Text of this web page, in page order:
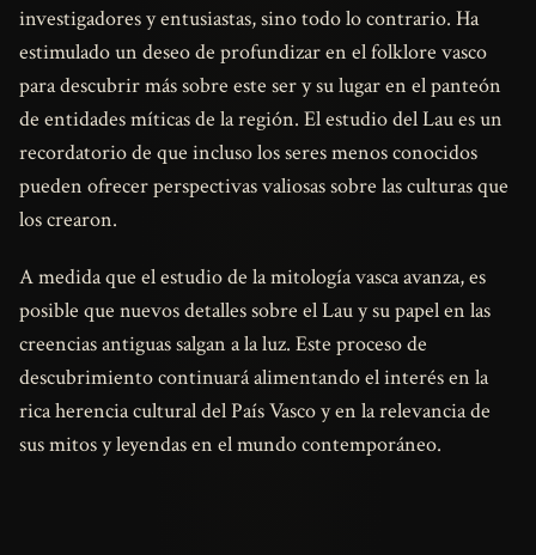
investigadores y entusiastas, sino todo lo contrario. Ha
estimulado un deseo de profundizar en el folklore vasco
para descubrir más sobre este ser y su lugar en el panteón
de entidades míticas de la región. El estudio del Lau es un
recordatorio de que incluso los seres menos conocidos
pueden ofrecer perspectivas valiosas sobre las culturas que
los crearon.
A medida que el estudio de la mitología vasca avanza, es
posible que nuevos detalles sobre el Lau y su papel en las
creencias antiguas salgan a la luz. Este proceso de
descubrimiento continuará alimentando el interés en la
rica herencia cultural del País Vasco y en la relevancia de
sus mitos y leyendas en el mundo contemporáneo.